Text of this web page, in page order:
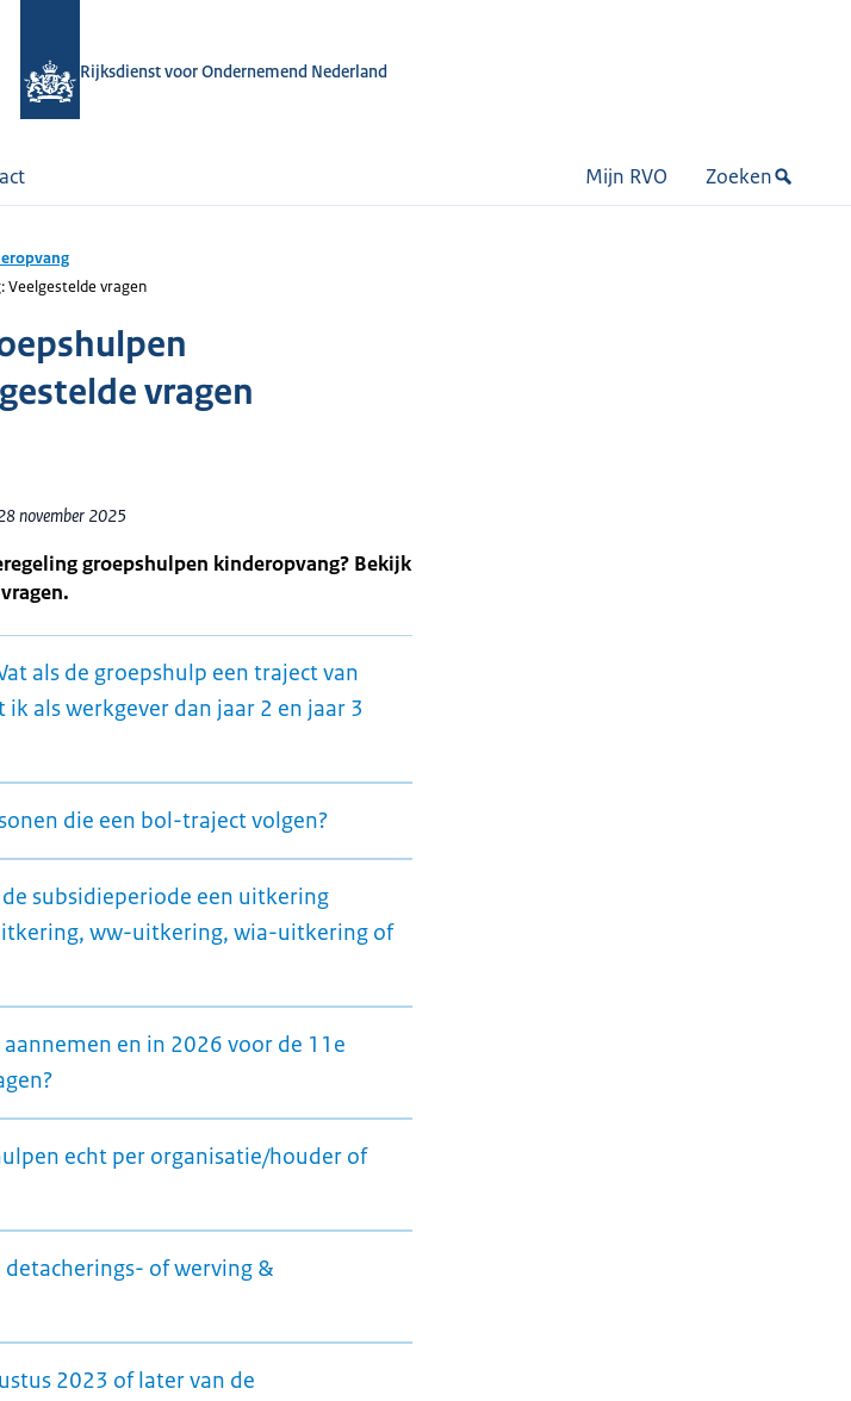
Rijksdienst voor Ondernemend Nederland
Mijn RVO Zoeken
Veelgestelde vragen
vragen
november 2025
groepshulpen kinderopvang? Bekijk
als de groepshulp een traject van
als werkgever dan jaar 2 en jaar 3
die een bol-traject volgen?
subsidieperiode een uitkering
ww-uitkering, wia-uitkering of
en in 2026 voor de 11e
echt per organisatie/houder of
of werving &
2023 of later van de